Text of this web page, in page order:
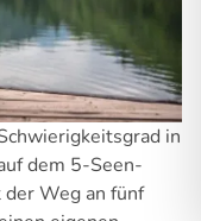
in
dem 5-Seen-
Weg an fünf